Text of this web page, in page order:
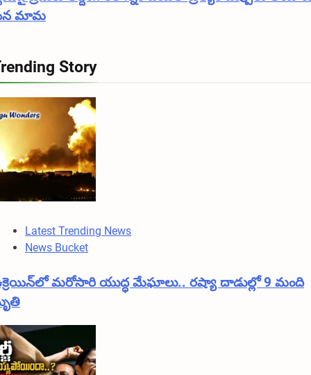
మామ
Story
Latest Trending News
News Bucket
మరోసారి యుద్ధ మేఘాలు.. రష్యా దాడుల్లో 9 మంది